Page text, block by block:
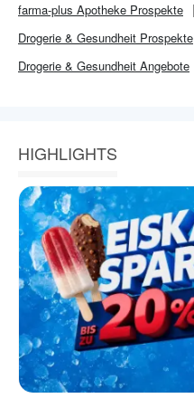
farma-plus Apotheke Prospekte
Drogerie & Gesundheit Prospekte
Drogerie & Gesundheit Angebote
HIGHLIGHTS